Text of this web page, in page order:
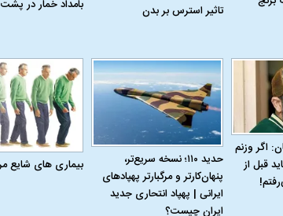
تاثیر استرس بر بدن
بامداد خمار در
اگر وزنم
قبل از
حدید ۱۱۰؛ نسخه سریع‌تر،
پنهان‌کارتر و مرگبارتر پهپادهای
ایرانی | پهپاد انتحاری جدید
ایران چیست؟
بیماری‌ های شایع
علت تنگی نفس و راه های درمان آن